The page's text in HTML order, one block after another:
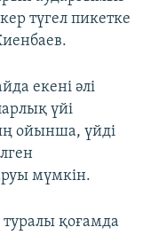
түгел пикетке
екені әлі
үйі
ойынша, үйді
мүмкін.
қоғамда